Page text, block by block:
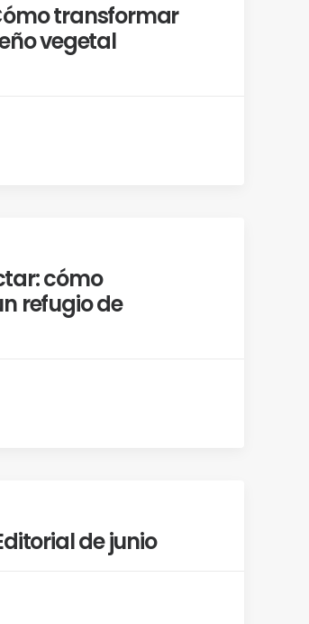
transformar
vegetal
cómo
refugio de
de junio